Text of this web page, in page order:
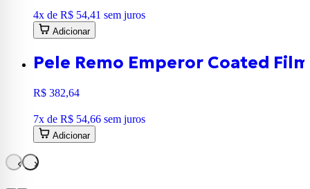
4x de R$ 54,41 sem juros
Adicionar
Pele Remo Emperor Coated
R$ 382,64
7x de R$ 54,66 sem juros
Adicionar